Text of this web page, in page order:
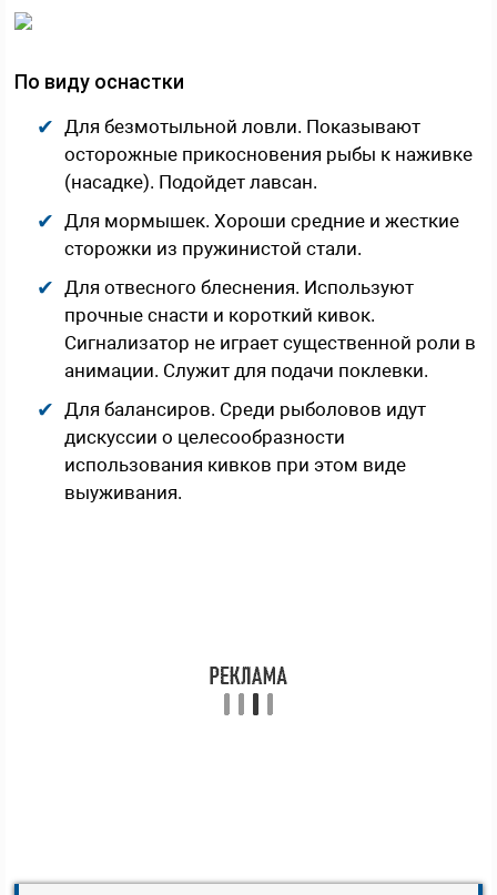
По виду оснастки
Для безмотыльной ловли. Показывают
осторожные прикосновения рыбы к наживке
(насадке). Подойдет лавсан.
Для мормышек. Хороши средние и жесткие
сторожки из пружинистой стали.
Для отвесного блеснения. Используют
прочные снасти и короткий кивок.
Сигнализатор не играет существенной роли в
анимации. Служит для подачи поклевки.
Для балансиров. Среди рыболовов идут
дискуссии о целесообразности
использования кивков при этом виде
выуживания.